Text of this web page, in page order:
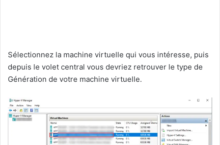
Sélectionnez la machine virtuelle qui vous intéresse, puis
depuis le volet central vous devriez retrouver le type de
Génération de votre machine virtuelle.